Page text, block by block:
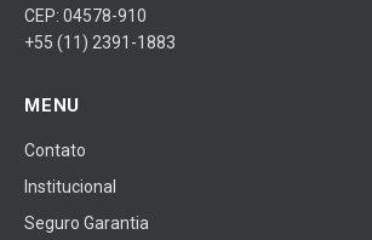
CEP: 04578-910
+55 (11) 2391-1883
MENU
Contato
Institucional
Seguro Garantia